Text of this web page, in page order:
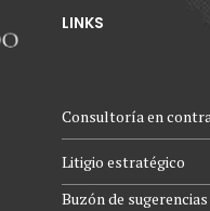
LINKS
Consultoría en
Litigio estratégico
Buzón de sugerencias